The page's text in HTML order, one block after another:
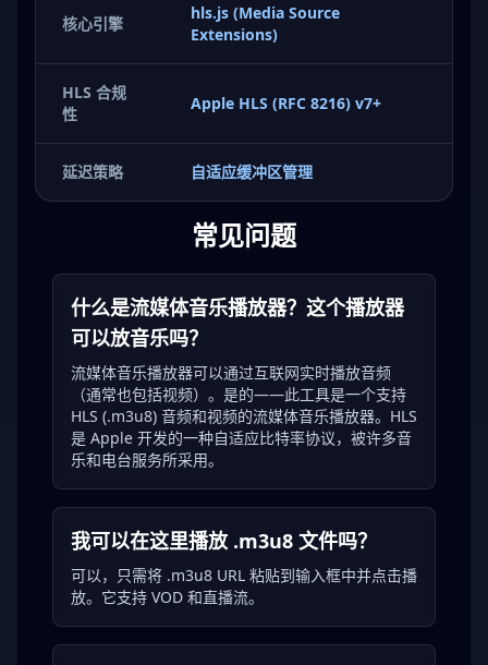
核心引擎
hls.js (Media Source
Extensions)
HLS 合规
性
Apple HLS (RFC 8216) v7+
延迟策略 自适应缓冲区管理
常见问题
什么是流媒体音乐播放器？这个播放器
可以放音乐吗？
流媒体音乐播放器可以通过互联网实时播放音频
（通常也包括视频）。是的——此工具是一个支持
HLS (.m3u8) 音频和视频的流媒体音乐播放器。HLS
是 Apple 开发的一种自适应比特率协议，被许多音
乐和电台服务所采用。
我可以在这里播放 .m3u8 文件吗？
可以，只需将 .m3u8 URL 粘贴到输入框中并点击播
放。它支持 VOD 和直播流。